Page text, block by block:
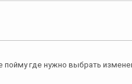
пойму где нужно выбрать